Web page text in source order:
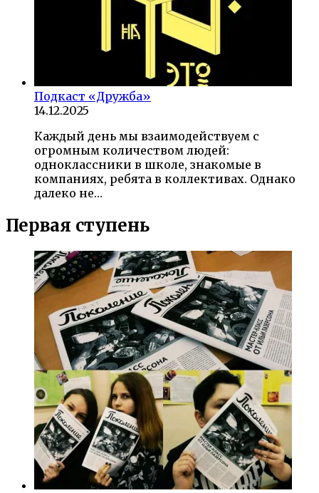
Подкаст «Дружба»
14.12.2025
Каждый день мы взаимодействуем с
огромным количеством людей:
одноклассники в школе, знакомые в
компаниях, ребята в коллективах. Однако
далеко не…
Первая ступень